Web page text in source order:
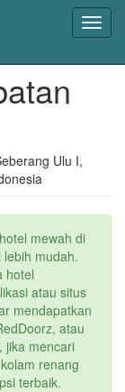
Ulu I,
mewah di
lebih mudah.
hotel
atau situs
mendapatkan
atau
jika mencari
renang
terbaik.